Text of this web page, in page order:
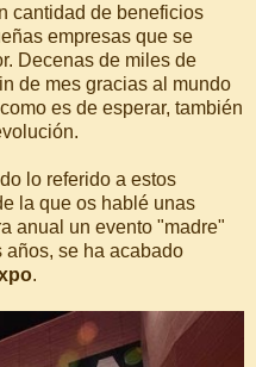
cantidad de beneficios
empresas que se
Decenas de miles de
de mes gracias al mundo
es de esperar, también
lo referido a estos
la que os hablé unas
anual un evento "madre"
años, se ha acabado
.